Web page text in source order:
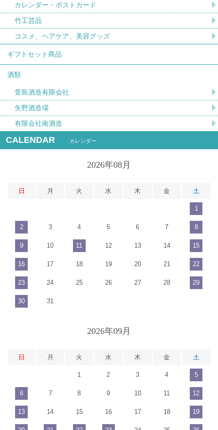
カレンダー・ポストカード
竹工芸品
コスメ、ヘアケア、美容グッズ
ギフトセット商品
酒類
萱島酒造有限会社
矢野酒造場
有限会社南酒造
CALENDAR カレンダー
2026年08月
日 月 火 水 木 金 土
1
2 3 4 5 6 7 8
9 10 11 12 13 14 15
16 17 18 19 20 21 22
23 24 25 26 27 28 29
30 31
2026年09月
日 月 火 水 木 金 土
1 2 3 4 5
6 7 8 9 10 11 12
13 14 15 16 17 18 19